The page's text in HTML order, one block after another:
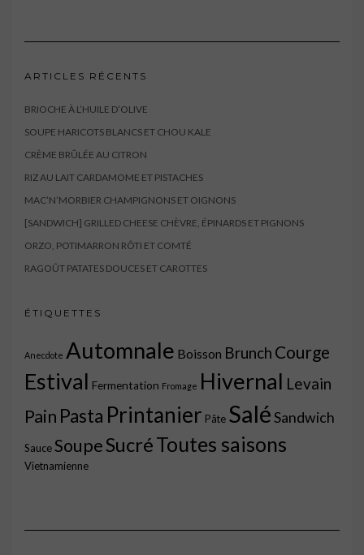
ARTICLES RÉCENTS
BRIOCHE À L’HUILE D’OLIVE
SOUPE HARICOTS BLANCS ET CHOU KALE
CRÈME BRÛLÉE AU CITRON
RIZ AU LAIT CARDAMOME ET PISTACHES
MAC’N’MORBIER CHAMPIGNONS ET OIGNONS
[SANDWICH] GRILLED CHEESE CHÈVRE, ÉPINARDS ET PIGNONS
ORZO, POTIMARRON RÔTI ET COMTÉ
RAGOÛT PATATES DOUCES ET CAROTTES
ÉTIQUETTES
Anecdote Automnale Boisson Brunch Courge
Estival Fermentation Fromage Hivernal Levain
Pain Pasta Printanier Pâte SaléSandwich
SauceSoupeSucréToutes saisons
Vietnamienne